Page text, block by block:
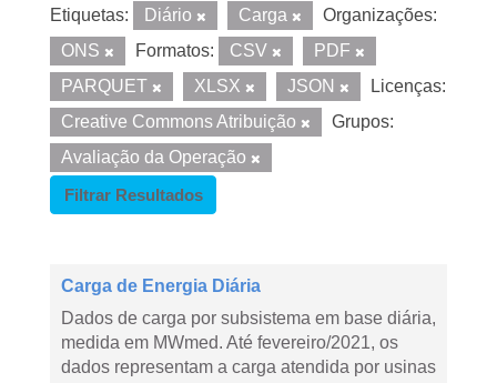
Etiquetas: Diário Carga
Organizações:
ONS
Formatos: CSV
PDF
PARQUET
XLSX JSON
Licenças:
Creative Commons Atribuição
Grupos:
Avaliação da Operação
Filtrar Resultados
Carga de Energia Diária
Dados de carga por subsistema em base diária,
medida em MWmed. Até fevereiro/2021, os
dados representam a carga atendida por usinas